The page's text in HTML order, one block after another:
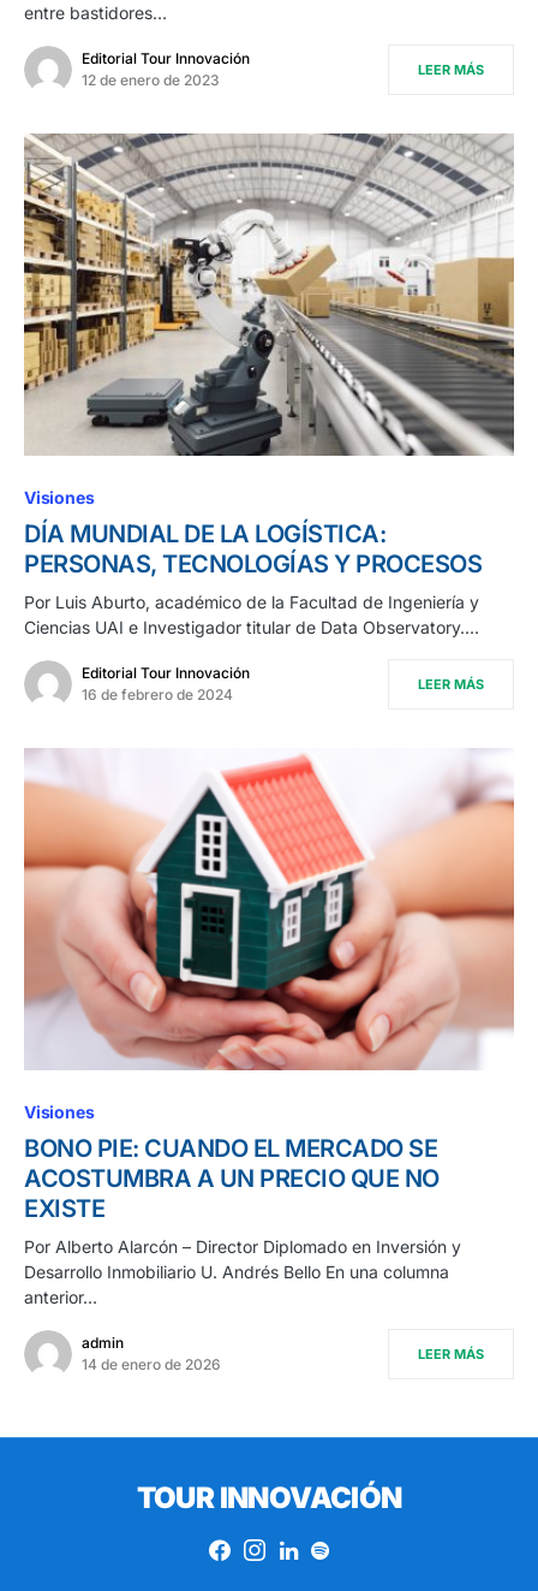
entre bastidores…
Editorial Tour Innovación
12 de enero de 2023
LEER MÁS
Visiones
DÍA MUNDIAL DE LA LOGÍSTICA:
PERSONAS, TECNOLOGÍAS Y PROCESOS
Por Luis Aburto, académico de la Facultad de Ingeniería y
Ciencias UAI e Investigador titular de Data Observatory.…
Editorial Tour Innovación
16 de febrero de 2024
LEER MÁS
Visiones
BONO PIE: CUANDO EL MERCADO SE
ACOSTUMBRA A UN PRECIO QUE NO
EXISTE
Por Alberto Alarcón – Director Diplomado en Inversión y
Desarrollo Inmobiliario U. Andrés Bello En una columna
anterior…
admin
14 de enero de 2026
LEER MÁS
TOUR INNOVACIÓN